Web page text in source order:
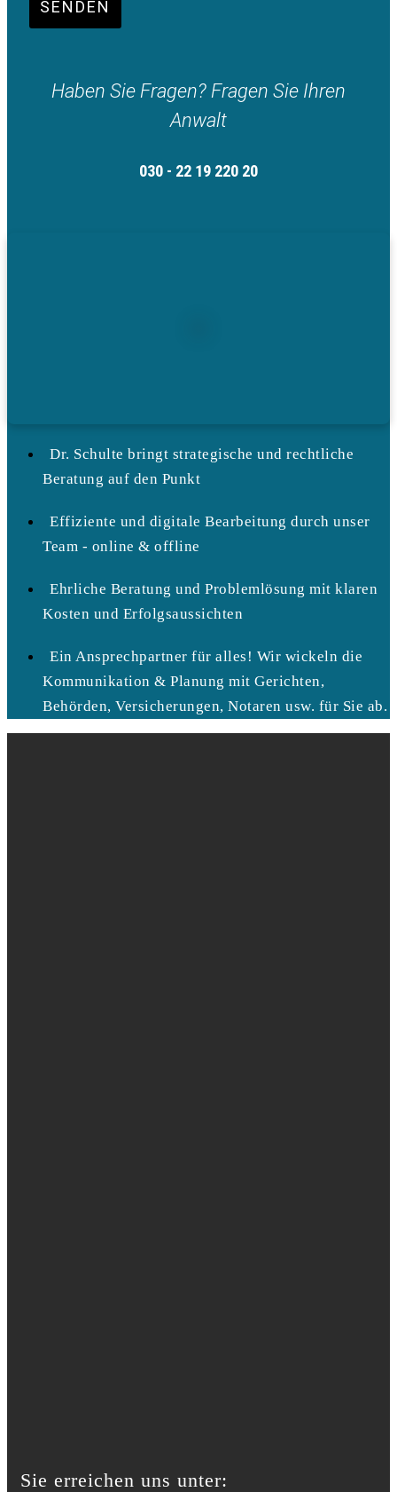
SENDEN
Haben Sie Fragen? Fragen Sie Ihren
Anwalt
030 - 22 19 220 20
Dr. Schulte bringt strategische und rechtliche
Beratung auf den Punkt
Effiziente und digitale Bearbeitung durch unser
Team - online & offline
Ehrliche Beratung und Problemlösung mit klaren
Kosten und Erfolgsaussichten
Ein Ansprechpartner für alles! Wir wickeln die
Kommunikation & Planung mit Gerichten,
Behörden, Versicherungen, Notaren usw. für Sie ab.
Sie erreichen uns unter: